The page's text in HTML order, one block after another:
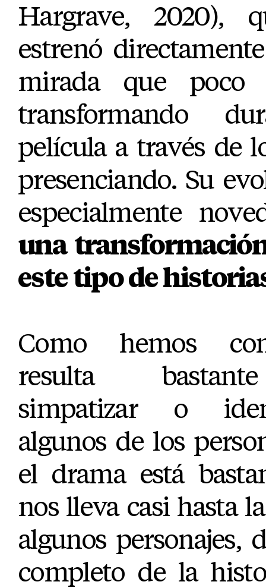
Hargrave, 2020),
estrenó
mirada que
transformando
película a través de
presenciando. Su
especialmente
una
este tipo de
Como hemos
resulta
simpatizar o
algunos de los
el drama está
nos lleva casi hasta
algunos personajes,
completo de la